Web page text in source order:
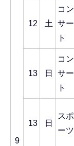
9
12 土
コン
サー
ト
13 日
コン
サー
ト
13 日
スポ
ーツ